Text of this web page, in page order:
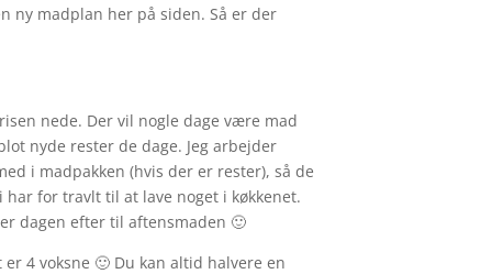
ny madplan her på siden. Så er der
nede. Der vil nogle dage være mad
nyde rester de dage. Jeg arbejder
i madpakken (hvis der er rester), så de
for travlt til at lave noget i køkkenet.
dagen efter til aftensmaden 🙂
4 voksne 🙂 Du kan altid halvere en